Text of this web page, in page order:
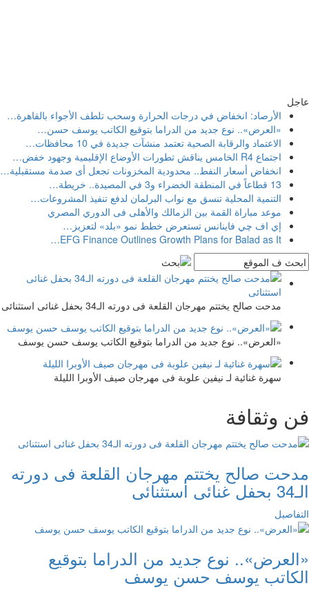
عاجل
الأرصاد: انخفاض في درجات الحرارة وسحب تلطف الأجواء بالقاهرة…
«العرض».. نوع جديد من الدراما بتوقيع الكاتب يوسف حسن…
الاعتماد والرقابة الصحية تعتمد منشآت جديدة في 10 محافظات
…
اجتماع R4 الخامس يناقش تطورات الأوضاع الإقليمية وجهود خفض
…
انخفاض أسعار النفط.. محدودية المخزونات تجعل أى صدمة مستقبلية…
13 قطاعاً في المنطقة الخضراء و3 في المصيدة.. خريطة
…
التنمية المحلية تنسق مع نواب البرلمان لدفع تنفيذ المشروعات…
موعد مباراة القمة بين الزمالك والأهلى فى الدوري المصري
إي اف چي فاينانس تستعرض خطط نمو «بلد» لتعزيز …
EFG Finance Outlines Growth Plans for Balad as It
…
مدحت صالح يختتم مهرجان القلعة فى دورته الـ34 بحفل غنائى استثنائى
«العرض».. نوع جديد من الدراما بتوقيع الكاتب يوسف حسن يوسف
سهرة غنائية لـ نيفين علوبة فى مهرجان صيف الأوبرا الليلة
فن وثقافة
مدحت صالح يختتم مهرجان القلعة فى دورته
الـ34 بحفل غنائى استثنائى
التفاصيل
«العرض».. نوع جديد من الدراما بتوقيع
الكاتب يوسف حسن يوسف